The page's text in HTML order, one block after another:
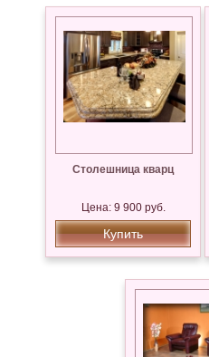
Столешница кварц
Цена: 9 900 руб.
Купить